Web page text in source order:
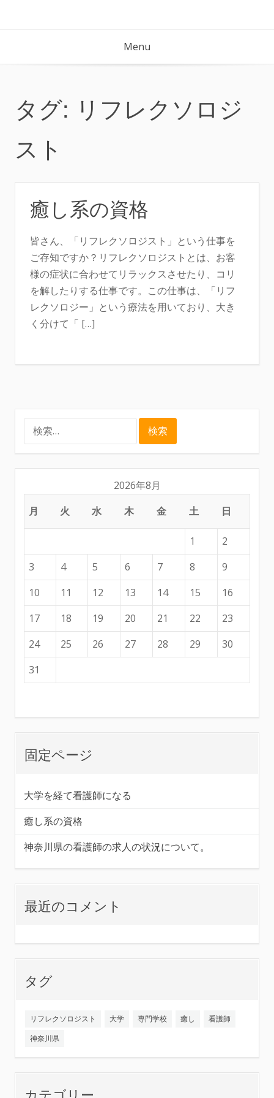
Menu
タグ: リフレクソロジ
スト
癒し系の資格
皆さん、「リフレクソロジスト」という仕事を
ご存知ですか？リフレクソロジストとは、お客
様の症状に合わせてリラックスさせたり、コリ
を解したりする仕事です。この仕事は、「リフ
レクソロジー」という療法を用いており、大き
く分けて「 […]
2026年8月
月
火 水 木 金 土 日
1
2
3
4 5 6 7 8
9
10
11 12 13 14 15
16
17
18 19 20 21 22
23
24
25 26 27 28 29
30
31
固定ページ
大学を経て看護師になる
癒し系の資格
神奈川県の看護師の求人の状況について。
最近のコメント
タグ
リフレクソロジスト 大学 専門学校 癒し
看護師
神奈川県
カテゴリー